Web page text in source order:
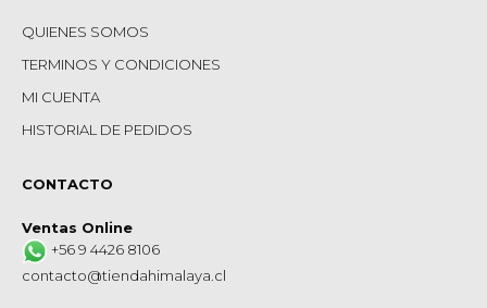
QUIENES SOMOS
TERMINOS Y CONDICIONES
MI CUENTA
HISTORIAL DE PEDIDOS
CONTACTO
Ventas Online
+56 9 4426 8106
contacto@tiendahimalaya.cl